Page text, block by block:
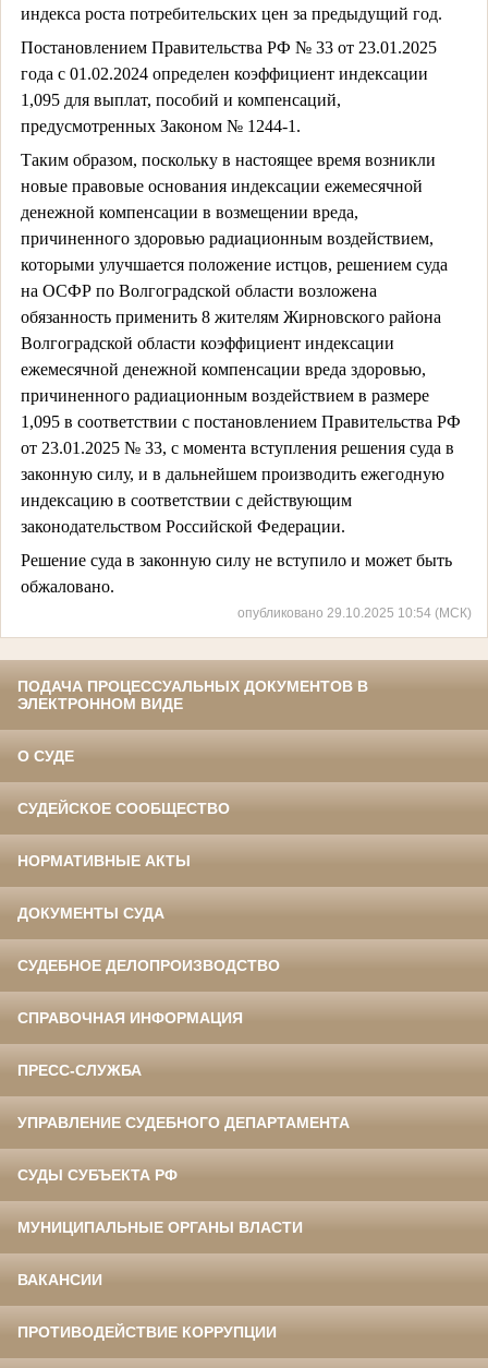
индекса роста потребительских цен за предыдущий год.
Постановлением Правительства РФ № 33 от 23.01.2025
года с 01.02.2024 определен коэффициент индексации
1,095 для выплат, пособий и компенсаций,
предусмотренных Законом № 1244-1.
Таким образом, поскольку в настоящее время возникли
новые правовые основания индексации ежемесячной
денежной компенсации в возмещении вреда,
причиненного здоровью радиационным воздействием,
которыми улучшается положение истцов, решением суда
на ОСФР по Волгоградской области возложена
обязанность применить 8 жителям Жирновского района
Волгоградской области коэффициент индексации
ежемесячной денежной компенсации вреда здоровью,
причиненного радиационным воздействием в размере
1,095 в соответствии с постановлением Правительства РФ
от 23.01.2025 № 33, с момента вступления решения суда в
законную силу, и в дальнейшем производить ежегодную
индексацию в соответствии с действующим
законодательством Российской Федерации.
Решение суда в законную силу не вступило и может быть
обжаловано.
опубликовано 29.10.2025 10:54 (МСК)
ПОДАЧА ПРОЦЕССУАЛЬНЫХ ДОКУМЕНТОВ В
ЭЛЕКТРОННОМ ВИДЕ
О СУДЕ
СУДЕЙСКОЕ СООБЩЕСТВО
НОРМАТИВНЫЕ АКТЫ
ДОКУМЕНТЫ СУДА
СУДЕБНОЕ ДЕЛОПРОИЗВОДСТВО
СПРАВОЧНАЯ ИНФОРМАЦИЯ
ПРЕСС-СЛУЖБА
УПРАВЛЕНИЕ СУДЕБНОГО ДЕПАРТАМЕНТА
СУДЫ СУБЪЕКТА РФ
МУНИЦИПАЛЬНЫЕ ОРГАНЫ ВЛАСТИ
ВАКАНСИИ
ПРОТИВОДЕЙСТВИЕ КОРРУПЦИИ